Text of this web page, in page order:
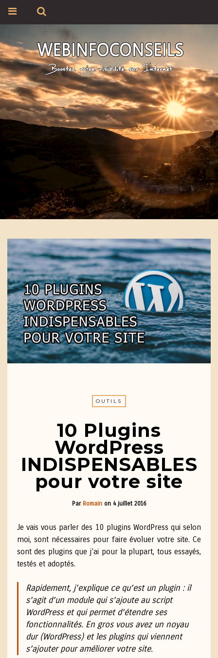
OUTILS
10 Plugins
WordPress
INDISPENSABLES
pour votre site
Par Romain on 4 juillet 2016
Je vais vous parler des 10 plugins WordPress qui selon
moi, sont nécessaires pour faire évoluer votre site. Ce
sont des plugins que j’ai pour la plupart, tous essayés,
testés et adoptés.
Rapidement, j’explique ce qu’est un plugin : il
s’agit d’un module qui s’ajoute au script
WordPress et qui permet d’étendre ses
fonctionnalités. En gros vous avez un noyau
dur (WordPress) et les plugins qui viennent
s’ajouter pour améliorer votre site.